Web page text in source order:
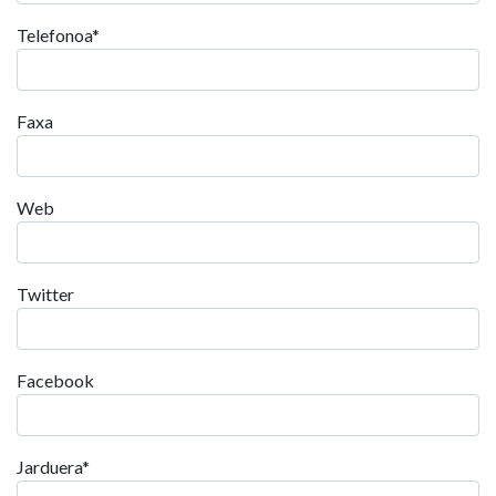
Telefonoa*
Faxa
Web
Twitter
Facebook
Jarduera*